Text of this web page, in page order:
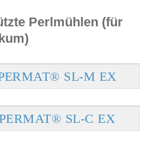
Perlmühlen (für
SL-M EX
SL-C EX